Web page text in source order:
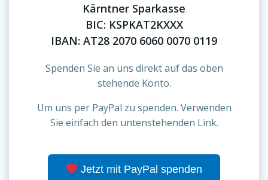
Kärntner Sparkasse
BIC: KSPKAT2KXXX
IBAN: AT28 2070 6060 0070 0119
Spenden Sie an uns direkt auf das oben
stehende Konto.
Um uns per PayPal zu spenden. Verwenden
Sie einfach den untenstehenden Link.
Jetzt mit PayPal spenden